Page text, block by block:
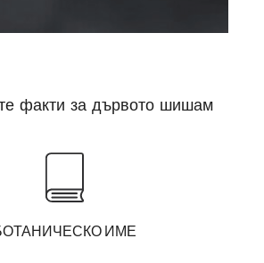
факти за дървото шишам
ИМЕ